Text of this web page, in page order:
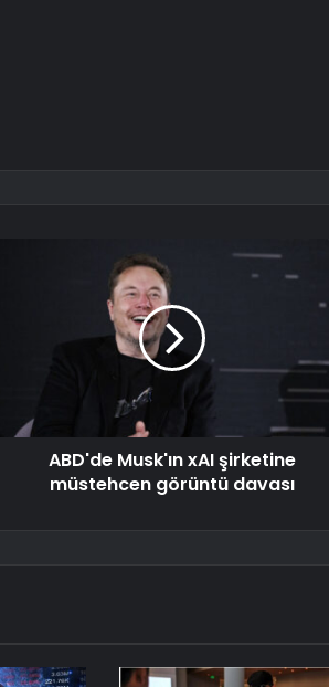
ABD'de Musk'ın xAI şirketine
müstehcen görüntü davası